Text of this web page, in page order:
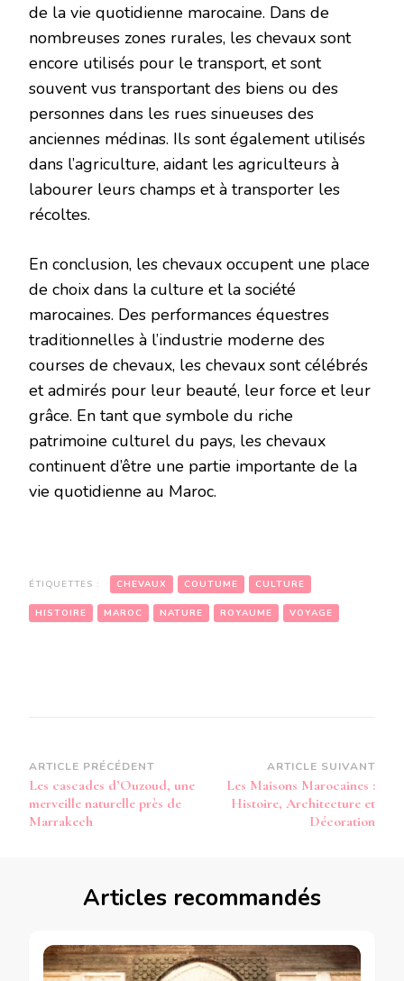
de la vie quotidienne marocaine. Dans de
nombreuses zones rurales, les chevaux sont
encore utilisés pour le transport, et sont
souvent vus transportant des biens ou des
personnes dans les rues sinueuses des
anciennes médinas. Ils sont également utilisés
dans l’agriculture, aidant les agriculteurs à
labourer leurs champs et à transporter les
récoltes.
En conclusion, les chevaux occupent une place
de choix dans la culture et la société
marocaines. Des performances équestres
traditionnelles à l’industrie moderne des
courses de chevaux, les chevaux sont célébrés
et admirés pour leur beauté, leur force et leur
grâce. En tant que symbole du riche
patrimoine culturel du pays, les chevaux
continuent d’être une partie importante de la
vie quotidienne au Maroc.
ÉTIQUETTES : CHEVAUX COUTUME CULTURE
HISTOIRE MAROC NATURE ROYAUME VOYAGE
Navigation
d’article
ARTICLE PRÉCÉDENT
Les cascades d’Ouzoud, une
merveille naturelle près de
Marrakech
ARTICLE SUIVANT
Les Maisons Marocaines :
Histoire, Architecture et
Décoration
Articles recommandés